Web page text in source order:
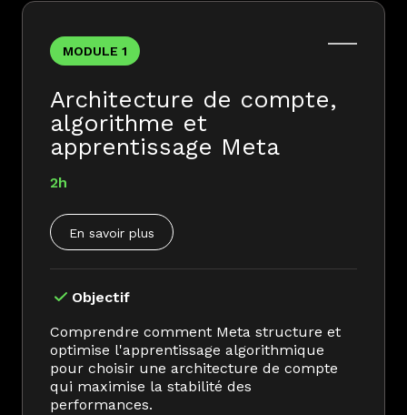
MODULE 1
Architecture de compte,
algorithme et
apprentissage Meta
2h
En savoir plus
Objectif
Comprendre comment Meta structure et
optimise l'apprentissage algorithmique
pour choisir une architecture de compte
qui maximise la stabilité des
performances.